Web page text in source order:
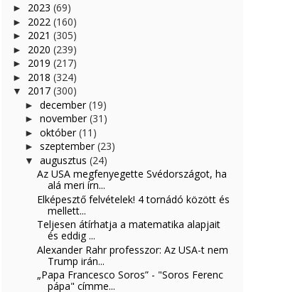
► 2023 (69)
► 2022 (160)
► 2021 (305)
► 2020 (239)
► 2019 (217)
► 2018 (324)
▼ 2017 (300)
► december (19)
► november (31)
► október (11)
► szeptember (23)
▼ augusztus (24)
Az USA megfenyegette Svédországot, ha
alá meri írn...
Elképesztő felvételek! 4 tornádó között és
mellett...
Teljesen átírhatja a matematika alapjait
és eddig ...
Alexander Rahr professzor: Az USA-t nem
Trump irán...
„Papa Francesco Soros” - "Soros Ferenc
pápa" címme...